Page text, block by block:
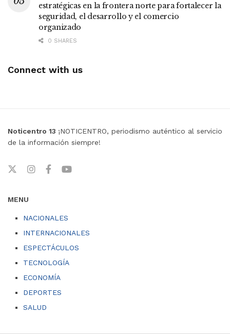
estratégicas en la frontera norte para fortalecer la
seguridad, el desarrollo y el comercio
organizado
0 SHARES
Connect with us
Noticentro 13 ¡NOTICENTRO, periodismo auténtico al servicio
de la información siempre!
MENU
NACIONALES
INTERNACIONALES
ESPECTÁCULOS
TECNOLOGÍA
ECONOMÍA
DEPORTES
SALUD